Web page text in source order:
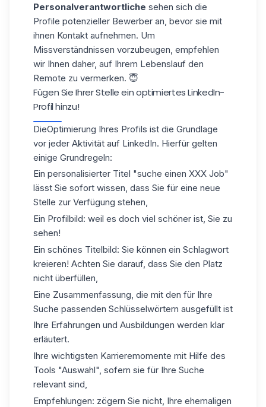
Personalverantwortliche sehen sich die
Profile potenzieller Bewerber an, bevor sie mit
ihnen Kontakt aufnehmen. Um
Missverständnissen vorzubeugen, empfehlen
wir Ihnen daher, auf Ihrem Lebenslauf den
Remote zu vermerken. 😇
Fügen Sie Ihrer Stelle ein optimiertes LinkedIn-
Profil hinzu!
DieOptimierung Ihres Profils ist die Grundlage
vor jeder Aktivität auf LinkedIn. Hierfür gelten
einige Grundregeln:
Ein personalisierter Titel "suche einen XXX Job"
lässt Sie sofort wissen, dass Sie für eine neue
Stelle zur Verfügung stehen,
Ein Profilbild: weil es doch viel schöner ist, Sie zu
sehen!
Ein schönes Titelbild: Sie können ein Schlagwort
kreieren! Achten Sie darauf, dass Sie den Platz
nicht überfüllen,
Eine Zusammenfassung, die mit den für Ihre
Suche passenden Schlüsselwörtern ausgefüllt ist
Ihre Erfahrungen und Ausbildungen werden klar
erläutert.
Ihre wichtigsten Karrieremomente mit Hilfe des
Tools "Auswahl", sofern sie für Ihre Suche
relevant sind,
Empfehlungen: zögern Sie nicht, Ihre ehemaligen